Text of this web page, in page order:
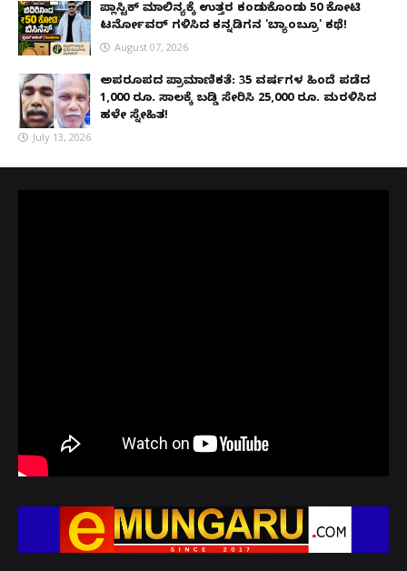
ಪ್ಲಾಸ್ಟಿಕ್ ಮಾಲಿನ್ಯಕ್ಕೆ ಉತ್ತರ ಕಂಡುಕೊಂಡು ₹50 ಕೋಟಿ
ಟರ್ನೋವರ್ ಗಳಿಸಿದ ಕನ್ನಡಿಗನ 'ಬ್ಯಾಂಬ್ರೂ' ಕಥೆ!
August 07, 2026
ಅಪರೂಪದ ಪ್ರಾಮಾಣಿಕತೆ: 35 ವರ್ಷಗಳ ಹಿಂದೆ ಪಡೆದ
1,000 ರೂ. ಸಾಲಕ್ಕೆ ಬಡ್ಡಿ ಸೇರಿಸಿ 25,000 ರೂ. ಮರಳಿಸಿದ
ಹಳೇ ಸ್ನೇಹಿತ!
July 13, 2026